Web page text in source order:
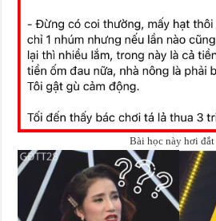
Bài học này hơi đắt